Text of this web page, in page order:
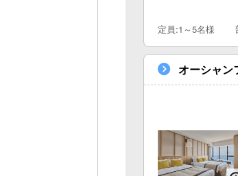
定員:1～5名様
オーシャン